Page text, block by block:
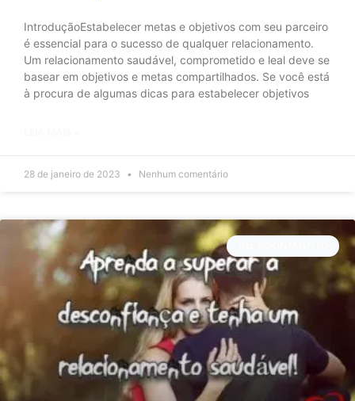
IntroduçãoEstabelecer metas e objetivos com seu parceiro
é essencial para o sucesso de qualquer relacionamento.
Um relacionamento saudável, comprometido e leal deve se
basear em objetivos e metas compartilhados. Se você está
à procura de algumas dicas para estabelecer objetivos
28 de janeiro de 2023 Nenhum comentário